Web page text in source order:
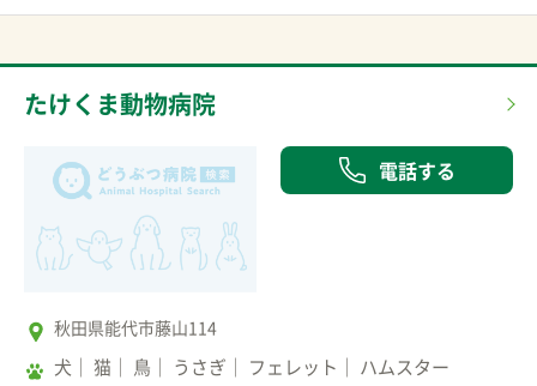
たけくま動物病院
電話する
秋田県能代市藤山114
犬 猫 鳥 うさぎ フェレット ハムスター